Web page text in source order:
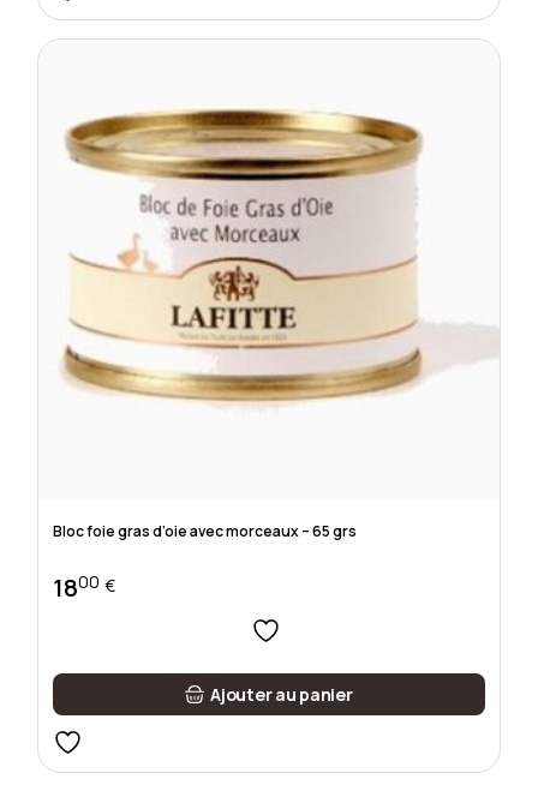
Bloc foie gras d’oie avec morceaux – 65 grs
1800 €
Ajouter au panier